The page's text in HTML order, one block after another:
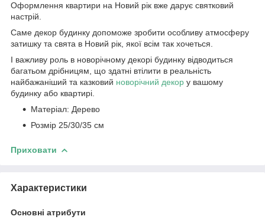
Оформлення квартири на Новий рік вже дарує святковий
настрій.
Саме декор будинку допоможе зробити особливу атмосферу
затишку та свята в Новий рік, якої всім так хочеться.
І важливу роль в новорічному декорі будинку відводиться
багатьом дрібницям, що здатні втілити в реальність
найбажаніший та казковий новорічний декор у вашому
будинку або квартирі.
Матеріал: Дерево
Розмір 25/30/35 см
Приховати
Характеристики
Основні атрибути